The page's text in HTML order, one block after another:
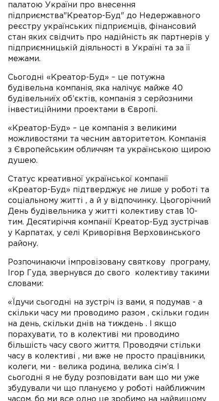
палатою України про внесення
підприємства"Креатор-Буд" до Недержавного
реєстру українських підприємців, фінансовий
стан яких свідчить про надійність як партнерів у
підприємницькій діяльності в Україні та за її
межами.
Сьогодні «Креатор-Буд» – це потужна
будівельна компанія, яка налічує майже 40
будівельниїх об’єктів, компанія з серйозними
інвестиційними проектами в Європі.
«Креатор-Буд» – це компанія з великими
можливостями та чесним авторитетом. Компанія
з Європейським обличчям та українською щирою
душею.
Статус креативної української компанії
«Креатор-Буд» підтверджує не лише у роботі та
соціальному житті , а й у відпочинку. Цьогорічний
День будівельника у житті колективу став 10-
тим. Десятиріччя компанії Креатор-Буд зустрічав
у Карпатах, у селі Криворівня Верховинського
району.
Розпочинаючи імпровізовану святкову програму,
Ігор Гуда, звернувся до свого колективу такими
словами:
«Їдучи сьогодні на зустріч із вами, я подумав - а
скільки часу ми проводимо разом , скільки годин
на день, скільки днів на тиждень . І якщо
порахувати, то в колективі ми проводимо
більшість часу свого життя. Проводячи стільки
часу в колективі , ми вже не просто працівники,
колеги, ми - велика родина, велика сім’я. І
сьогодні я не буду розповідати вам що ми уже
збудували чи що плануємо у роботі найближчим
часом, бо ми все одно це зробимо на найвищому